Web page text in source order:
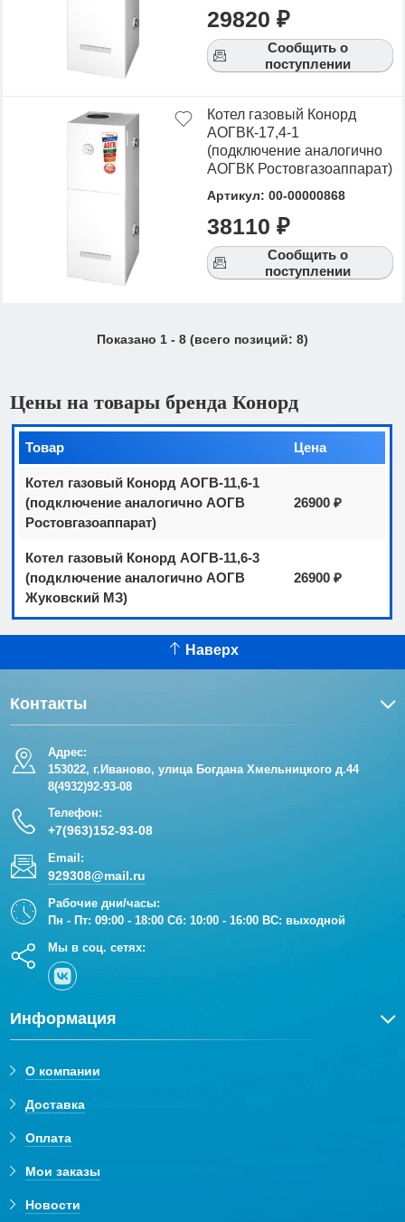
29820 ₽
Сообщить о
поступлении
Котел газовый Конорд
АОГВК-17,4-1
(подключение аналогично
АОГВК Ростовгазоаппарат)
Артикул: 00-00000868
38110 ₽
Сообщить о
поступлении
Показано 1 - 8 (всего позиций: 8)
Цены на товары бренда Конорд
Товар Цена
Котел газовый Конорд АОГВ-11,6-1
(подключение аналогично АОГВ
Ростовгазоаппарат)
26900 ₽
Котел газовый Конорд АОГВ-11,6-3
(подключение аналогично АОГВ
Жуковский МЗ)
26900 ₽
Наверх
Контакты
Адрес:
153022, г.Иваново, улица Богдана Хмельницкого д.44
8(4932)92-93-08
Телефон:
+7(963)152-93-08
Email:
929308@mail.ru
Рабочие дни/часы:
Пн - Пт: 09:00 - 18:00 Сб: 10:00 - 16:00 ВС: выходной
Мы в соц. сетях:
Информация
О компании
Доставка
Оплата
Мои заказы
Новости